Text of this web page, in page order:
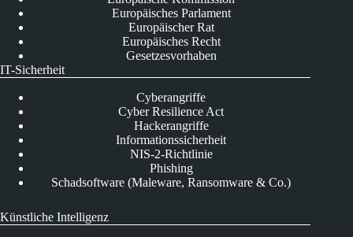
Europäisches Parlament
Europäischer Rat
Europäisches Recht
Gesetzesvorhaben
IT-Sicherheit
Cyberangriffe
Cyber Resilience Act
Hackerangriffe
Informationssicherheit
NIS-2-Richtlinie
Phishing
Schadsoftware (Maleware, Ransomware & Co.)
Künstliche Intelligenz